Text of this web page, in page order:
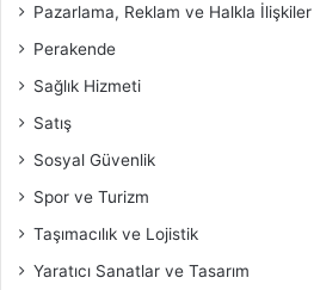
Pazarlama, Reklam ve Halkla İlişkiler
Perakende
Sağlık Hizmeti
Satış
Sosyal Güvenlik
Spor ve Turizm
Taşımacılık ve Lojistik
Yaratıcı Sanatlar ve Tasarım